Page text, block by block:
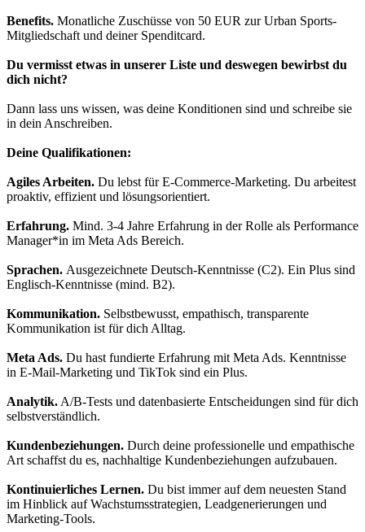
Benefits. Monatliche Zuschüsse von 50 EUR zur Urban Sports-
Mitgliedschaft und deiner Spenditcard.
Du vermisst etwas in unserer Liste und deswegen bewirbst du
dich nicht?
Dann lass uns wissen, was deine Konditionen sind und schreibe sie
in dein Anschreiben.
Deine Qualifikationen:
Agiles Arbeiten. Du lebst für E-Commerce-Marketing. Du arbeitest
proaktiv, effizient und lösungsorientiert.
Erfahrung. Mind. 3-4 Jahre Erfahrung in der Rolle als Performance
Manager*in im Meta Ads Bereich.
Sprachen. Ausgezeichnete Deutsch-Kenntnisse (C2). Ein Plus sind
Englisch-Kenntnisse (mind. B2).
Kommunikation. Selbstbewusst, empathisch, transparente
Kommunikation ist für dich Alltag.
Meta Ads. Du hast fundierte Erfahrung mit Meta Ads. Kenntnisse
in E-Mail-Marketing und TikTok sind ein Plus.
Analytik. A/B-Tests und datenbasierte Entscheidungen sind für dich
selbstverständlich.
Kundenbeziehungen. Durch deine professionelle und empathische
Art schaffst du es, nachhaltige Kundenbeziehungen aufzubauen.
Kontinuierliches Lernen. Du bist immer auf dem neuesten Stand
im Hinblick auf Wachstumsstrategien, Leadgenerierungen und
Marketing-Tools.